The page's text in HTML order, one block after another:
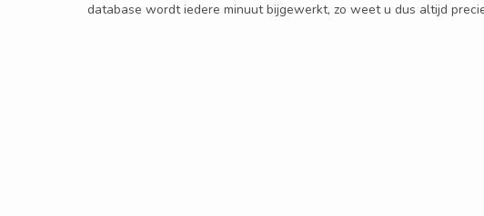
database wordt iedere minuut bijgewerkt, zo weet u dus altijd